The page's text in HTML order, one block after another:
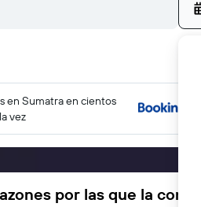
en Sumatra en cientos
vez
por las que la